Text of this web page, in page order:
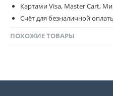
Картами Visa, Master Cart,
Счёт для безналичной
ПОХОЖИЕ ТОВАРЫ